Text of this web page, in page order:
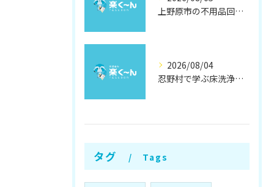
上野原市の不用品回収と撤去術
2026/08/04
忍野村で学ぶ床洗浄とワックスの効果
タグ Tags